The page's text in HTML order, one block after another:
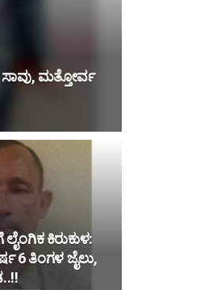
ಸಾವು, ಮತ್ತೋರ್ವ
ಲೈಂಗಿಕ ಕಿರುಕುಳ:
6 ತಿಂಗಳ ಜೈಲು,